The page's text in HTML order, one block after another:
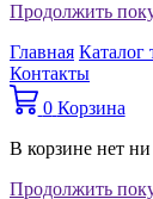
Продолжить
Главная Каталог
Контакты
0 Корзина
В корзине нет
Продолжить